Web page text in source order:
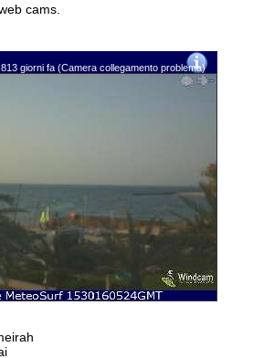
cams.
giorni fa (Camera collegamento problema)